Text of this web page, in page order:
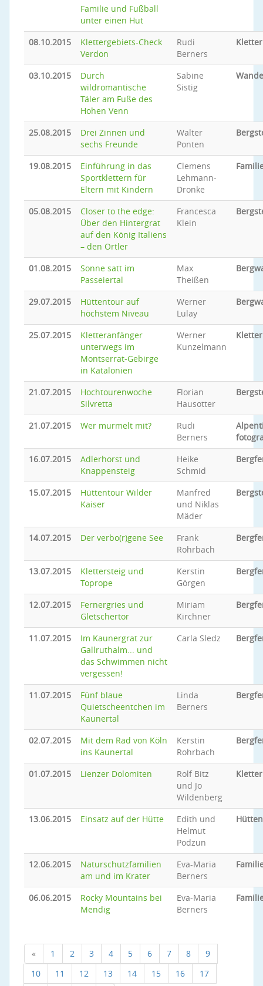
Familie und Fußball
unter einen Hut
08.10.2015
Klettergebiets-Check
Verdon
Rudi
Berners
03.10.2015
Durch
wildromantische
Täler am Fuße des
Hohen Venn
Sabine
Sistig
25.08.2015
Drei Zinnen und
sechs Freunde
Walter
Ponten
19.08.2015
Einführung in das
Sportklettern für
Eltern mit Kindern
Clemens
Lehmann-
Dronke
05.08.2015
Closer to the edge:
Über den Hintergrat
auf den König Italiens
– den Ortler
Francesca
Klein
01.08.2015
Sonne satt im
Passeiertal
Max
Theißen
29.07.2015
Hüttentour auf
höchstem Niveau
Werner
Lulay
25.07.2015
Kletteranfänger
unterwegs im
Montserrat-Gebirge
in Katalonien
Werner
Kunzelmann
21.07.2015
Hochtourenwoche
Silvretta
Florian
Hausotter
21.07.2015 Wer murmelt mit?
Rudi
Berners
16.07.2015
Adlerhorst und
Knappensteig
Heike
Schmid
15.07.2015
Hüttentour Wilder
Kaiser
Manfred
und Niklas
Mäder
14.07.2015 Der verbo(r)gene See
Frank
Rohrbach
13.07.2015
Klettersteig und
Toprope
Kerstin
Görgen
12.07.2015
Fernergries und
Gletschertor
Miriam
Kirchner
11.07.2015
Im Kaunergrat zur
Gallruthalm... und
das Schwimmen nicht
vergessen!
Carla Sledz
11.07.2015
Fünf blaue
Quietscheentchen im
Kaunertal
Linda
Berners
02.07.2015
Mit dem Rad von Köln
ins Kaunertal
Kerstin
Rohrbach
01.07.2015 Lienzer Dolomiten
Rolf Bitz
und Jo
Wildenberg
13.06.2015 Einsatz auf der Hütte
Edith und
Helmut
Podzun
12.06.2015
Naturschutzfamilien
am und im Krater
Eva-Maria
Berners
06.06.2015
Rocky Mountains bei
Mendig
Eva-Maria
Berners
« 1 2 3 4 5 6 7 8
9
10
11 12 13 14 15 16 17